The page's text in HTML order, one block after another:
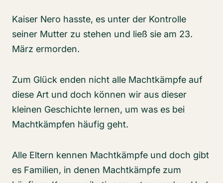
Kaiser Nero hasste, es unter der Kontrolle
seiner Mutter zu stehen und ließ sie am 23.
März ermorden.
Zum Glück enden nicht alle Machtkämpfe auf
diese Art und doch können wir aus dieser
kleinen Geschichte lernen, um was es bei
Machtkämpfen häufig geht.
Alle Eltern kennen Machtkämpfe und doch gibt
es Familien, in denen Machtkämpfe zum